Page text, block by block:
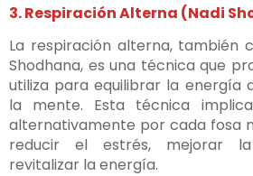
3. Respiración Alterna (Nadi
La respiración alterna, también
Shodhana, es una técnica que
utiliza para equilibrar la energía
la mente. Esta técnica
alternativamente por cada fosa
reducir el estrés, mejorar
revitalizar la energía.